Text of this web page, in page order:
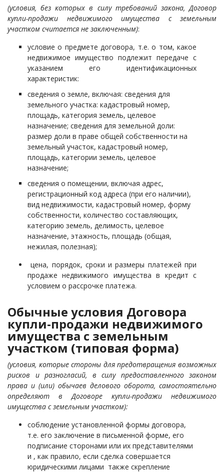
(условия, без которых в силу требований закона, Договор
купли-продажи недвижимого имущества с земельным
участком считается не заключенным):
условие о предмете договора, т.е. о том, какое
недвижимое имущество подлежит передаче с
указанием его идентификационных
характеристик:
сведения о земле, включая: сведения для
земельного участка: кадастровый номер,
площадь, категория земель, целевое
назначение; сведения для земельной доли:
размер доли в праве общей собственности на
земельный участок, кадастровый номер,
площадь, категории земель, целевое
назначение;
сведения о помещении, включая адрес,
регистрационный код адреса (при его наличии),
вид недвижимости, кадастровый номер, форму
собственности, количество составляющих,
категорию земель, делимость, целевое
назначение, этажность, площадь (общая,
нежилая, полезная);
цена, порядок, сроки и размеры платежей при
продаже недвижимого имущества в кредит с
условием о рассрочке платежа.
Обычные условия Договора
купли-продажи недвижимого
имущества с земельным
участком (типовая форма)
(условия, которые стороны для предотвращения возможных
рисков и разногласий, в силу предоставленного законом
права и (или) обычаев делового оборота, самостоятельно
определяют в Договоре купли-продажи недвижимого
имущества с земельным участком):
соблюдение установленной формы договора,
т.е. его заключение в письменной форме, его
подписание сторонами или их представителями
и , как правило, если сделка совершается
юридическими лицами также скрепление